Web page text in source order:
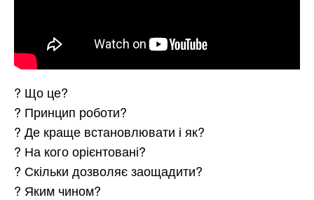
? Що це?
? Принцип роботи?
? Де краще встановлювати і як?
? На кого орієнтовані?
? Скільки дозволяє заощадити?
? Яким чином?